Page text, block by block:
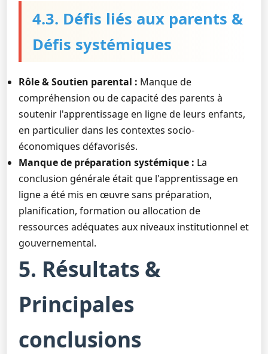
4.3. Défis liés aux parents &
Défis systémiques
Rôle & Soutien parental : Manque de
compréhension ou de capacité des parents à
soutenir l'apprentissage en ligne de leurs enfants,
en particulier dans les contextes socio-
économiques défavorisés.
Manque de préparation systémique : La
conclusion générale était que l'apprentissage en
ligne a été mis en œuvre sans préparation,
planification, formation ou allocation de
ressources adéquates aux niveaux institutionnel et
gouvernemental.
5. Résultats &
Principales
conclusions